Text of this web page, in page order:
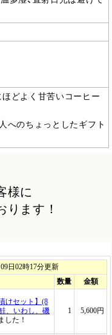
どよく甘苦いコーヒー
へのちょっとしたギフト
様に
ります！